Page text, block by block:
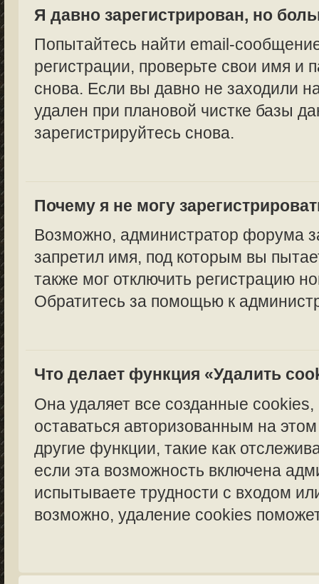
Я давно зарегистрирован, но
Попытайтесь найти email-
регистрации, проверьте свои имя и
снова. Если вы давно не заходили
удален при плановой чистке базы
зарегистрируйтесь снова.
Почему я не могу
Возможно, администратор форума
запретил имя, под которым вы
также мог отключить регистрацию
Обратитесь за помощью к
Что делает функция «Удалить
Она удаляет все созданные
оставаться авторизованным на
другие функции, такие как
если эта возможность включена
испытываете трудности с входом
возможно, удаление cookies